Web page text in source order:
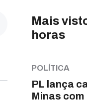
Mais
horas
POLÍTICA
PL lança
Minas